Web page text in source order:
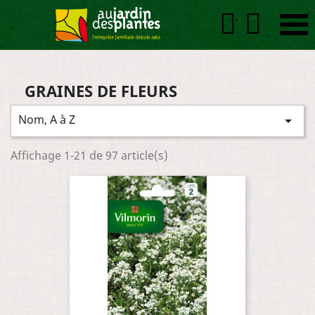
GRAINES DE FLEURS
Nom, A à Z 
Affichage 1-21 de 97 article(s)
 